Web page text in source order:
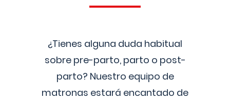
¿Tienes alguna duda habitual
sobre pre-parto, parto o post-
parto? Nuestro equipo de
matronas estará encantado de